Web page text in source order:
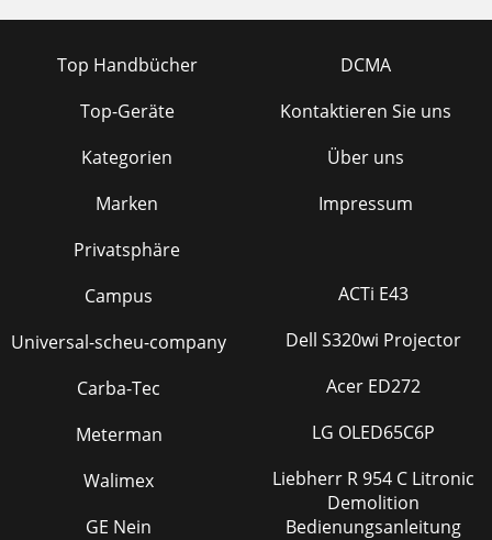
Top Handbücher
Top-Geräte
Kategorien
Marken
Privatsphäre
DCMA
Kontaktieren Sie uns
Über uns
Impressum
Campus
Universal-scheu-company
Carba-Tec
Meterman
Walimex
GE Nein
ACTi E43
Dell S320wi Projector
Acer ED272
LG OLED65C6P
Liebherr R 954 C Litronic
Demolition
Bedienungsanleitung